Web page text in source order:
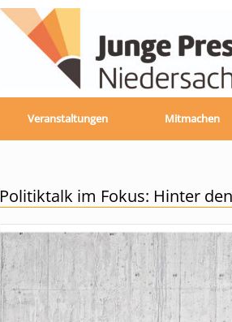
Veranstaltungen Mitmachen
Politiktalk im Fokus: Hinter